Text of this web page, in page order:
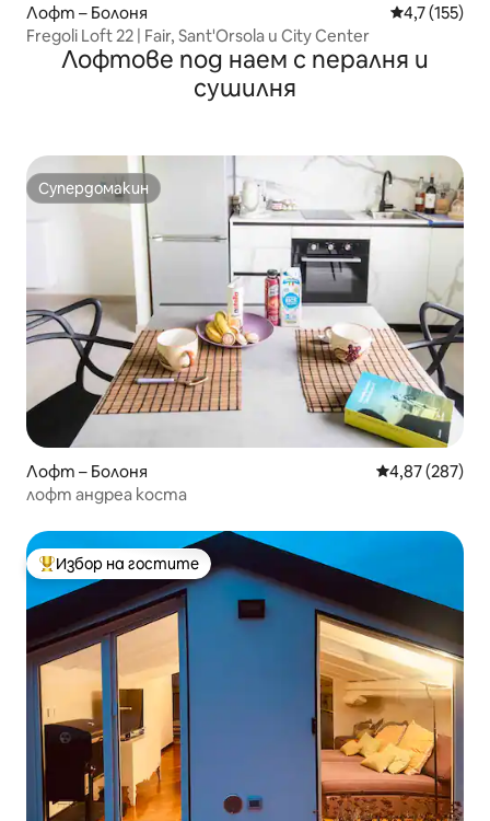
Лофт – Болоня Средна
4,7 (155)
Fregoli Loft 22 | Fair, Sant'Orsola и City Center
Лофтове под наем с пералня и
сушилня
Супердомакин
Супердомакин
Лофт – Болоня Средна
4,87 (287)
лофт андреа коста
Най-популярен избор на гостите
Избор на гостите